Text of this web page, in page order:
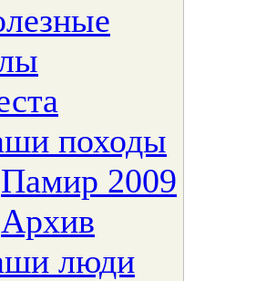
походы
Памир 2009
Архив
люди